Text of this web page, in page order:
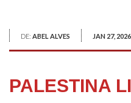
DE: ABEL ALVES JAN 27, 2026
PALESTINA